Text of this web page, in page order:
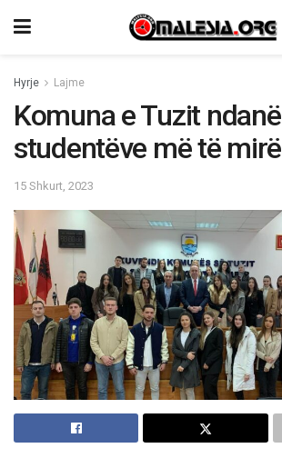
Hyrje Lajme
Komuna e Tuzit
studentëve më të mirë
15 Shkurt, 2023